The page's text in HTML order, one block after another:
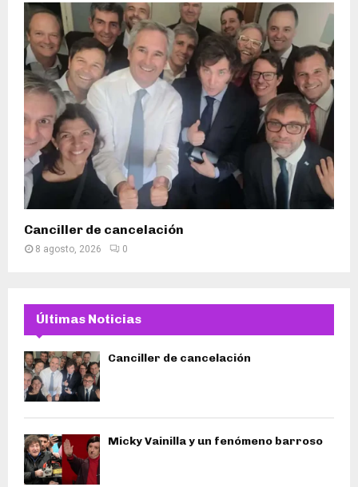
Canciller de cancelación
8 agosto, 2026 0
Últimas Noticias
Canciller de cancelación
Micky Vainilla y un fenómeno barroso